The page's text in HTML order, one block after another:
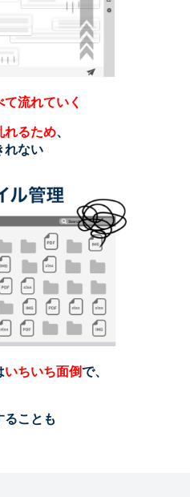
て流れていく
れるため、
れない
いちいち面倒で、
ことも